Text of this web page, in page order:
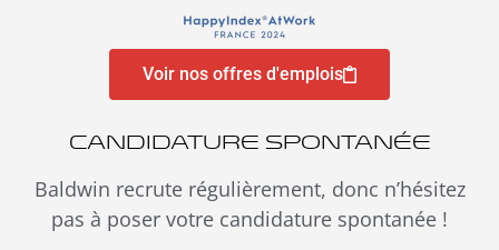
Voir nos offres d'emplois
Candidature Spontanée
Baldwin recrute régulièrement, donc n’hésitez
pas à poser votre candidature spontanée !